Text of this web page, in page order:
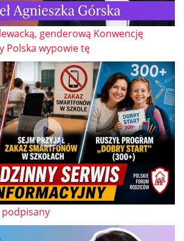
genderową Konwencję
Polska wypowie tę